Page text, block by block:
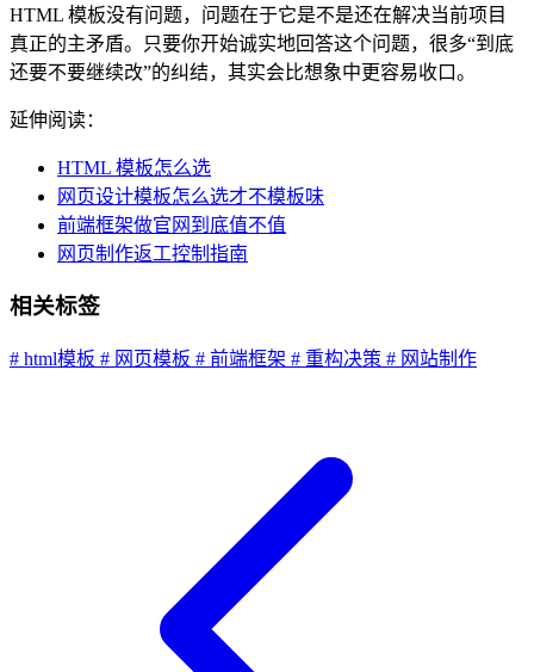
HTML 模板没有问题，问题在于它是不是还在解决当前项目
真正的主矛盾。只要你开始诚实地回答这个问题，很多“到底
还要不要继续改”的纠结，其实会比想象中更容易收口。
延伸阅读：
HTML 模板怎么选
网页设计模板怎么选才不模板味
前端框架做官网到底值不值
网页制作返工控制指南
相关标签
# html模板 # 网页模板 # 前端框架 # 重构决策 # 网站制作